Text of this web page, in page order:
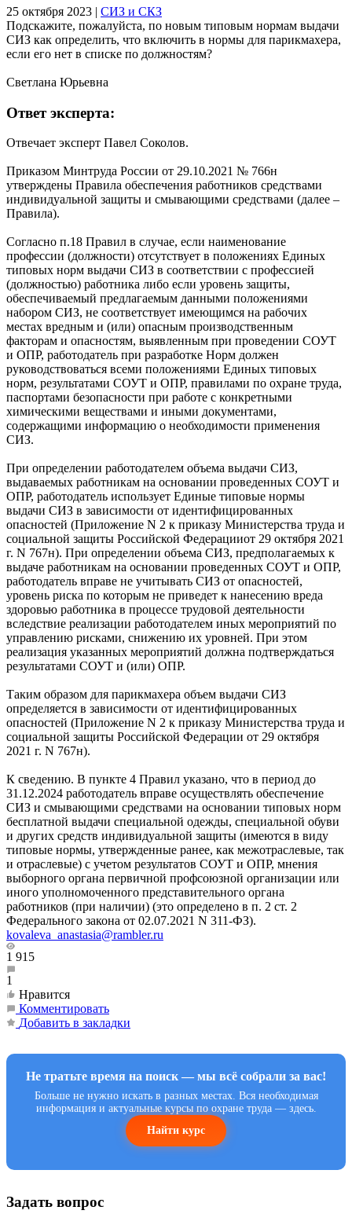
25 октября 2023 | СИЗ и СКЗ
Подскажите, пожалуйста, по новым типовым нормам выдачи
СИЗ как определить, что включить в нормы для парикмахера,
если его нет в списке по должностям?
Светлана Юрьевна
Ответ эксперта:
Отвечает эксперт Павел Соколов.
Приказом Минтруда России от 29.10.2021 № 766н
утверждены Правила обеспечения работников средствами
индивидуальной защиты и смывающими средствами (далее –
Правила).
Согласно п.18 Правил в случае, если наименование
профессии (должности) отсутствует в положениях Единых
типовых норм выдачи СИЗ в соответствии с профессией
(должностью) работника либо если уровень защиты,
обеспечиваемый предлагаемым данными положениями
набором СИЗ, не соответствует имеющимся на рабочих
местах вредным и (или) опасным производственным
факторам и опасностям, выявленным при проведении СОУТ
и ОПР, работодатель при разработке Норм должен
руководствоваться всеми положениями Единых типовых
норм, результатами СОУТ и ОПР, правилами по охране труда,
паспортами безопасности при работе с конкретными
химическими веществами и иными документами,
содержащими информацию о необходимости применения
СИЗ.
При определении работодателем объема выдачи СИЗ,
выдаваемых работникам на основании проведенных СОУТ и
ОПР, работодатель использует Единые типовые нормы
выдачи СИЗ в зависимости от идентифицированных
опасностей (Приложение N 2 к приказу Министерства труда и
социальной защиты Российской Федерацииот 29 октября 2021
г. N 767н). При определении объема СИЗ, предполагаемых к
выдаче работникам на основании проведенных СОУТ и ОПР,
работодатель вправе не учитывать СИЗ от опасностей,
уровень риска по которым не приведет к нанесению вреда
здоровью работника в процессе трудовой деятельности
вследствие реализации работодателем иных мероприятий по
управлению рисками, снижению их уровней. При этом
реализация указанных мероприятий должна подтверждаться
результатами СОУТ и (или) ОПР.
Таким образом для парикмахера объем выдачи СИЗ
определяется в зависимости от идентифицированных
опасностей (Приложение N 2 к приказу Министерства труда и
социальной защиты Российской Федерации от 29 октября
2021 г. N 767н).
К сведению. В пункте 4 Правил указано, что в период до
31.12.2024 работодатель вправе осуществлять обеспечение
СИЗ и смывающими средствами на основании типовых норм
бесплатной выдачи специальной одежды, специальной обуви
и других средств индивидуальной защиты (имеются в виду
типовые нормы, утвержденные ранее, как межотраслевые, так
и отраслевые) с учетом результатов СОУТ и ОПР, мнения
выборного органа первичной профсоюзной организации или
иного уполномоченного представительного органа
работников (при наличии) (это определено в п. 2 ст. 2
Федерального закона от 02.07.2021 N 311-ФЗ).
kovaleva_anastasia@rambler.ru
1 915
1
Нравится
Комментировать
Добавить в закладки
Не тратьте время на поиск — мы всё собрали за вас!
Больше не нужно искать в разных местах. Вся необходимая
информация и актуальные курсы по охране труда — здесь.
Найти курс
Задать вопрос